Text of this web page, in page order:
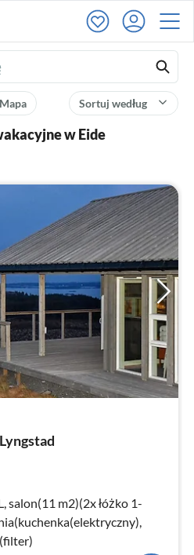
Sortuj według
Mapa
w Eide
salon(11 m2)(2x łóżko 1-